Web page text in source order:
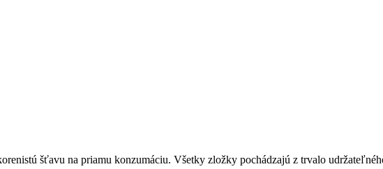
šťavu na priamu konzumáciu. Všetky zložky pochádzajú z trvalo